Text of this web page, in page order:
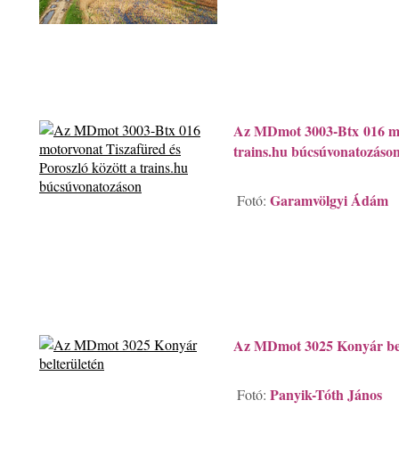
Az MDmot 3003-Btx 016
trains.hu
Fotó: Garamvölgyi Ádám
Az MDmot 3025 Konyár
Fotó: Panyik-Tóth János